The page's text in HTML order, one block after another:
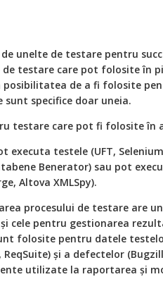
de unelte de testare pentru
de testare care pot folosite în
posibilitatea de a fi folosite
specifice doar uneia.
testare care pot fi folosite în
executa testele (UFT,
Benerator) sau pot
Altova XMLSpy).
procesului de testare are
cele pentru gestionarea
folosite pentru datele
ReqSuite) şi a defectelor
utilizate la raportarea şi